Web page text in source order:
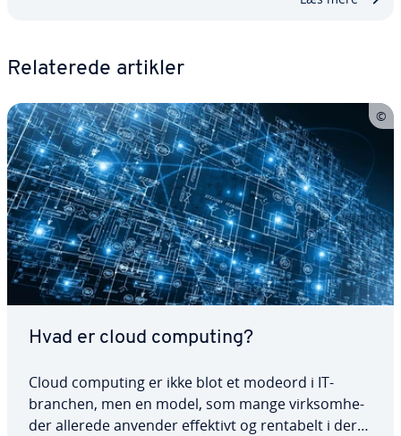
Re­la­te­re­de artikler
Hvad er cloud computing?
Cloud computing er ikke blot et modeord i IT-
branchen, men en model, som mange virk­som­he­
der allerede anvender effektivt og rentabelt i deres